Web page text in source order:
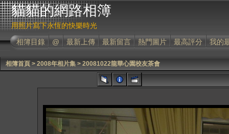
貓貓的網路相簿
用照片寫下永恆的快樂時光
相簿目錄
@ 最新上傳 最新留言 熱門圖片 最高評分 我的
相簿首頁 > 2008年相片集 > 20081022龍華心園校友茶會